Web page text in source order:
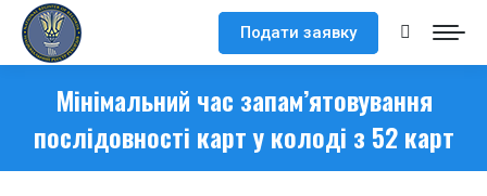
Подати заявку Search:
Мінімальний час запам’ятовування
послідовності карт у колоді з 52 карт